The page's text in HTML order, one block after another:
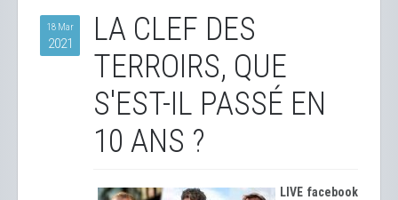
18 Mar
2021
LA CLEF DES
TERROIRS, QUE
S'EST-IL PASSÉ EN
10 ANS ?
LIVE facebook